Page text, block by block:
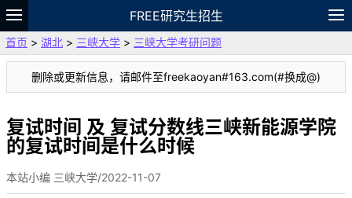
FREE研究生招生
题库
故事 专题 APP 笔记
VIP
资料
首页 > 湖北 > 三峡大学 > 三峡大学考研问题
删除或更新信息，请邮件至freekaoyan#163.com(#换成@)
复试时间 及 复试分数线三峡新能源学院
的复试时间是什么时候
本站小编 三峡大学/2022-11-07